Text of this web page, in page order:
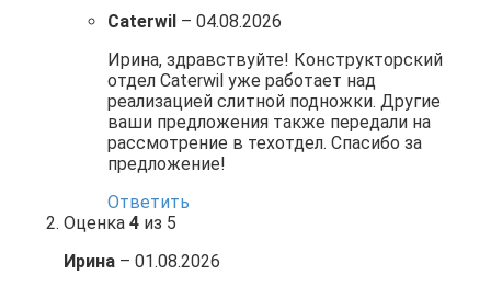
Caterwil – 04.08.2026
Ирина, здравствуйте! Конструкторский
отдел Caterwil уже работает над
реализацией слитной подножки. Другие
ваши предложения также передали на
рассмотрение в техотдел. Спасибо за
предложение!
Ответить
Оценка 4 из 5
Ирина – 01.08.2026